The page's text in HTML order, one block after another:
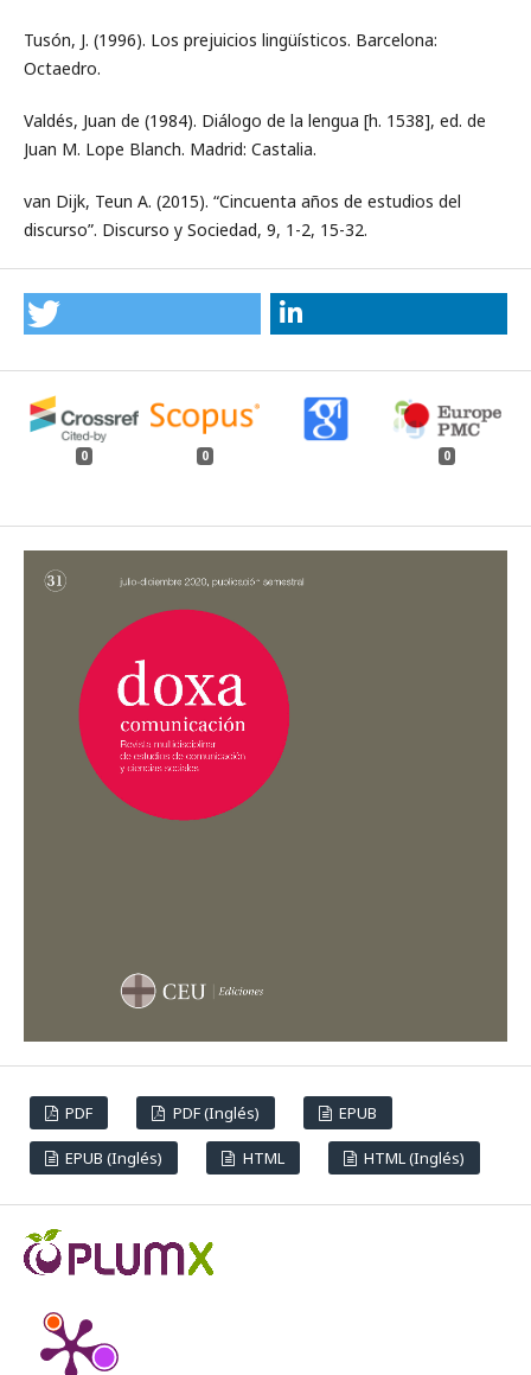
Tusón, J. (1996). Los prejuicios lingüísticos. Barcelona:
Octaedro.
Valdés, Juan de (1984). Diálogo de la lengua [h. 1538], ed. de
Juan M. Lope Blanch. Madrid: Castalia.
van Dijk, Teun A. (2015). “Cincuenta años de estudios del
discurso”. Discurso y Sociedad, 9, 1-2, 15-32.
PDF PDF (Inglés) EPUB
EPUB (Inglés) HTML HTML (Inglés)
0 0 0